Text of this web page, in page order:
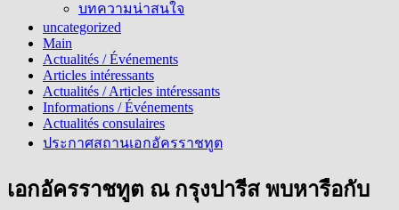
บทความน่าสนใจ
uncategorized
Main
Actualités / Événements
Articles intéressants
Actualités / Articles intéressants
Informations / Événements
Actualités consulaires
ประกาศสถานเอกอัครราชทูต
เอกอัครราชทูต ณ กรุงปารีส พบหารือกับ